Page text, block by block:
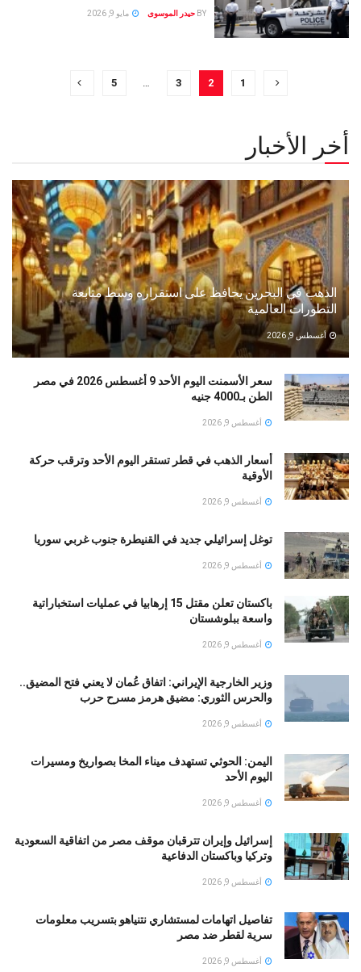
BY حيدر الموسوى مايو 9, 2026
1
2
3
…
5
أخر الأخبار
الذهب في البحرين يحافظ على استقراره وسط متابعة
التطورات العالمية
أغسطس 9, 2026
سعر الأسمنت اليوم الأحد 9 أغسطس 2026 في مصر
الطن بـ4000 جنيه
أغسطس 9, 2026
أسعار الذهب في قطر تستقر اليوم الأحد وترقب حركة
الأوقية
أغسطس 9, 2026
توغل إسرائيلي جديد في القنيطرة جنوب غربي سوريا
أغسطس 9, 2026
باكستان تعلن مقتل 15 إرهابيا في عمليات استخباراتية
واسعة ببلوشستان
أغسطس 9, 2026
وزير الخارجية الإيراني: اتفاق عُمان لا يعني فتح المضيق..
والحرس الثوري: مضيق هرمز مسرح حرب
أغسطس 9, 2026
اليمن: الحوثي تستهدف ميناء المخا بصواريخ ومسيرات
اليوم الأحد
أغسطس 9, 2026
إسرائيل وإيران تترقبان موقف مصر من اتفاقية السعودية
وتركيا وباكستان الدفاعية
أغسطس 9, 2026
تفاصيل اتهامات لمستشاري نتنياهو بتسريب معلومات
سرية لقطر ضد مصر
أغسطس 9, 2026